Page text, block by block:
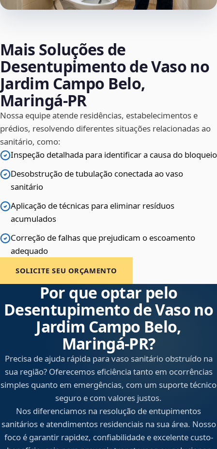
Mais Soluções de
Desentupimento de Vaso no
Jardim Campo Belo,
Maringá‑PR
Nossa equipe atende residências, estabelecimentos e
prédios, resolvendo diferentes situações relacionadas ao
sanitário, como:
Inspeção detalhada para identificar a causa do bloqueio
Desobstrução de tubulação conectada ao vaso
sanitário
Aplicação de técnicas para eliminar resíduos
acumulados
Correção de falhas que prejudicam o escoamento
adequado
SOLICITE SEU ORÇAMENTO
Por que optar pelo
Desentupimento de Vaso no
Jardim Campo Belo,
Maringá‑PR?
Precisa de ajuda rápida para vaso sanitário obstruído na
sua região? Oferecemos eficiência tanto em ocorrências
simples quanto em emergências, com um suporte técnico
seguro e com valores justos.
Nos diferenciamos na resolução de entupimentos
sanitários e atendimentos residenciais na sua área. Nosso
foco é garantir rapidez, confiabilidade e excelente custo-